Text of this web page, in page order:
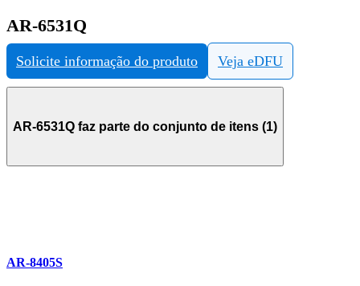
AR-6531Q
Solicite informação do produto Veja eDFU
AR-6531Q faz parte do conjunto de itens (1)
AR-8405S